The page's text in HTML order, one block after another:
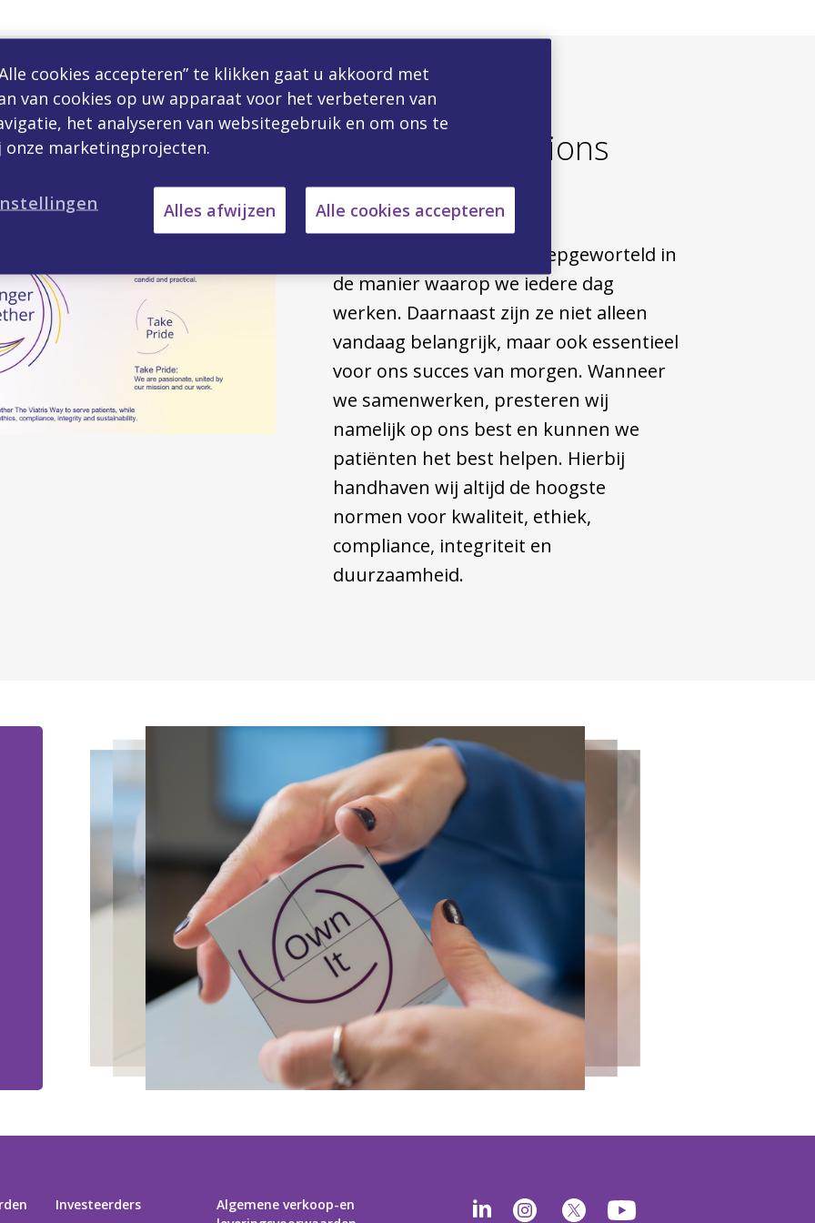
Onze Expectations
Onze Expectations zijn diepgeworteld in
de manier waarop we iedere dag
werken. Daarnaast zijn ze niet alleen
vandaag belangrijk, maar ook essentieel
voor ons succes van morgen. Wanneer
we samenwerken, presteren wij
namelijk op ons best en kunnen we
patiënten het best helpen. Hierbij
handhaven wij altijd de hoogste
normen voor kwaliteit, ethiek,
compliance, integriteit en
duurzaamheid.
Investeerders
Algemene verkoop-en
cookies accepteren” te klikken gaat u akkoord met
van cookies op uw apparaat voor het verbeteren van
het analyseren van websitegebruik en om ons te
onze marketingprojecten.
Alles afwijzen Alle cookies accepteren